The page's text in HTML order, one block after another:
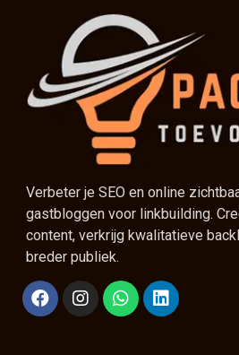
Verbeter je SEO en online
gastbloggen voor linkbuilding.
content, verkrijg kwalitatieve
breder publiek.